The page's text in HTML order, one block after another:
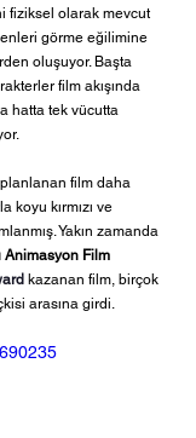
fiziksel olarak mevcut
görme eğilimine
oluşuyor. Başta
film akışında
hatta tek vücutta
film daha
koyu kırmızı ve
Yakın zamanda
Animasyon Film
kazanan film, birçok
arasına girdi.